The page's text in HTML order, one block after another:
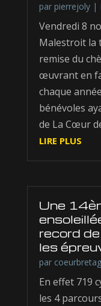
par pierrejoly|
Vendredi 8
Malestroit la
remise du
œuvrant en
chaque
bénévoles
de La Cœur
LIRE PLUS
Une
record
les
par
En effet 719
les 4